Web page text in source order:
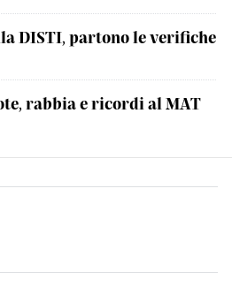
DISTI, partono le verifiche
rabbia e ricordi al MAT